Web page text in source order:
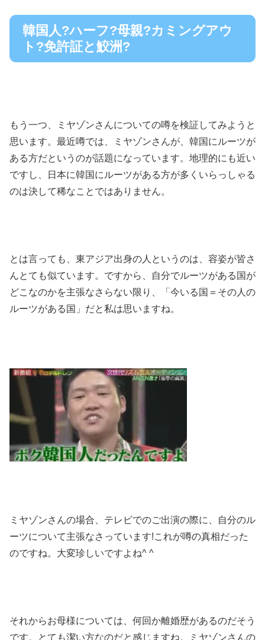
韓国人?ハーフ?母親?カミングアウ
ト?免許証と鮫洲?
もう一つ、ミヤゾンさんについての噂を検証してみようと
思います。 最近噂では、ミヤゾンさんが、韓国にルーツが
ある方だというのが話題になっています。 地理的にも近い
ですし、日本に韓国にルーツがある方が多くいらっしゃる
のは決して稀なことではありません。
とは言っても、東アジア出身の人というのは、容姿が皆さ
んとても似ています。ですから、自分でルーツがある国が
どこなのかを主張なさらない限り、「今いる国＝その人の
ルーツがある国」だと私は思いますね。
ミヤゾンさんの場合、テレビでのご出演の際に、自分のル
ーツについて主張なさっています!これが噂の真相だった
のですね。大変珍しいですよね^ ^
それからお母様については、何回か離婚歴があるのだそう
です。とても潔い方なのだと感じますね。
ミヤゾンさんの